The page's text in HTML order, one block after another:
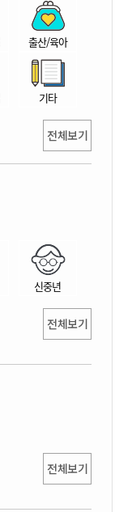
출산/육아
기타
전체보기
신중년
전체보기
전체보기